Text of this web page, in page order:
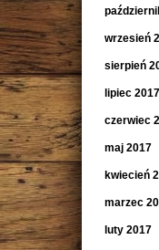
wrzesień
sierpień
lipiec 2017
czerwiec
maj 2017
kwiecień
marzec
luty 2017